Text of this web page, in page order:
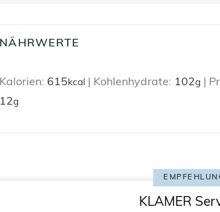
NÄHRWERTE
Kalorien: 615 kcal Kohlenhydrate: 102g|
12g
KLAMER